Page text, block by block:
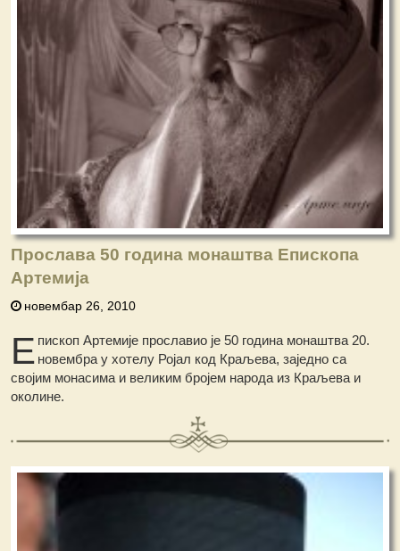
Прослава 50 година монаштва Епископа
Артемија
новембар 26, 2010
Е пископ Артемије прославио је 50 година монаштва 20.
новембра у хотелу Ројал код Краљева, заједно са
својим монасима и великим бројем народа из Краљева и
околине.